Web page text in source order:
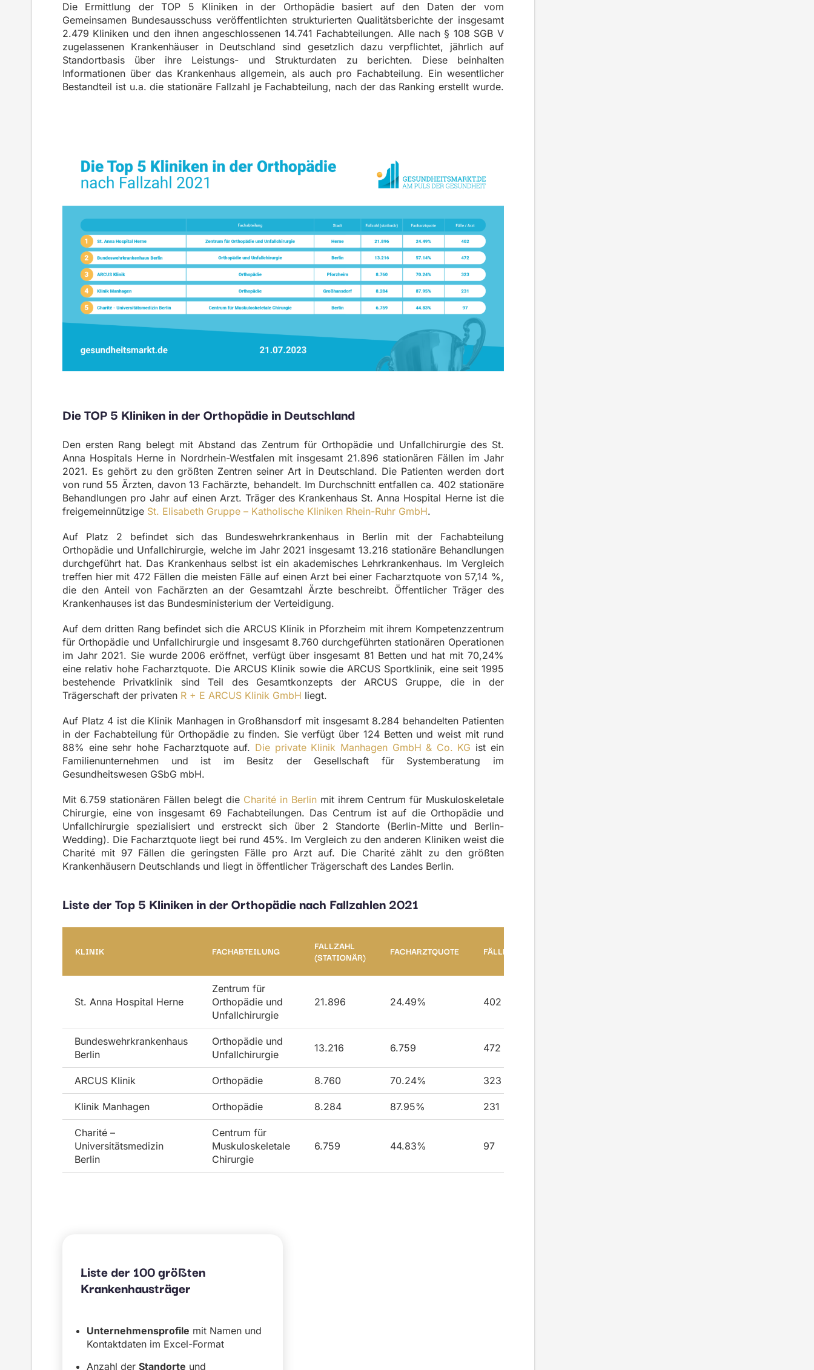
Die Ermittlung der TOP 5 Kliniken in der Orthopädie basiert auf den Daten der vom
Gemeinsamen Bundesausschuss veröffentlichtenstrukturierten Qualitätsberichte der insgesamt
2.479 Kliniken und den ihnen angeschlossenen 14.741 Fachabteilungen. Alle nach § 108 SGB V
zugelassenen Krankenhäuser in Deutschland sind gesetzlich dazu verpflichtet, jährlich auf
Standortbasis über ihre Leistungs- und Strukturdaten zu berichten. Diese beinhalten
Informationen über das Krankenhaus allgemein, als auch pro Fachabteilung. Ein wesentlicher
Bestandteil ist u.a. die stationäre Fallzahl je Fachabteilung, nach der das Ranking erstellt wurde.
Die TOP 5 Kliniken in der Orthopädie in Deutschland
Den ersten Rang belegt mit Abstand das Zentrum für Orthopädie und Unfallchirurgie des St.
Anna Hospitals Herne in Nordrhein-Westfalen mit insgesamt 21.896 stationären Fällen im Jahr
2021. Es gehört zu den größten Zentren seiner Art in Deutschland. Die Patienten werden dort
von rund 55 Ärzten, davon 13 Fachärzte, behandelt. Im Durchschnitt entfallen ca. 402 stationäre
Behandlungen pro Jahr auf einen Arzt. Träger des Krankenhaus St. Anna Hospital Herne ist die
freigemeinnützige St. Elisabeth Gruppe – Katholische Kliniken Rhein-Ruhr GmbH.
Auf Platz 2 befindet sich das Bundeswehrkrankenhaus in Berlin mit der Fachabteilung
Orthopädie und Unfallchirurgie, welche im Jahr 2021 insgesamt 13.216 stationäre Behandlungen
durchgeführt hat. Das Krankenhaus selbst ist ein akademisches Lehrkrankenhaus. Im Vergleich
treffen hier mit 472 Fällen die meisten Fälle auf einen Arzt bei einer Facharztquote von 57,14 %,
die den Anteil von Fachärzten an der Gesamtzahl Ärzte beschreibt. Öffentlicher Träger des
Krankenhauses ist das Bundesministerium der Verteidigung.
Auf dem dritten Rang befindet sich die ARCUS Klinik in Pforzheim mit ihrem Kompetenzzentrum
für Orthopädie und Unfallchirurgie und insgesamt 8.760 durchgeführten stationären Operationen
im Jahr 2021. Sie wurde 2006 eröffnet, verfügt über insgesamt 81 Betten und hat mit 70,24%
eine relativ hohe Facharztquote. Die ARCUS Klinik sowie die ARCUS Sportklinik, eine seit 1995
bestehende Privatklinik sind Teil des Gesamtkonzepts der ARCUS Gruppe, die in der
Trägerschaft der privaten R + E ARCUS Klinik GmbH liegt.
Auf Platz 4 ist die Klinik Manhagen in Großhansdorf mit insgesamt 8.284 behandelten Patienten
in der Fachabteilung für Orthopädie zu finden. Sie verfügt über 124 Betten und weist mit rund
88% eine sehr hohe Facharztquote auf. Die private Klinik Manhagen GmbH & Co. KG ist ein
Familienunternehmen und ist im Besitz der Gesellschaft für Systemberatung im
Gesundheitswesen GSbG mbH.
Mit 6.759 stationären Fällen belegt die Charité in Berlinmit ihrem Centrum für Muskuloskeletale
Chirurgie, eine von insgesamt 69 Fachabteilungen. Das Centrum ist auf die Orthopädie und
Unfallchirurgie spezialisiert und erstreckt sich über 2 Standorte (Berlin-Mitte und Berlin-
Wedding). Die Facharztquote liegt bei rund 45%. Im Vergleich zu den anderen Kliniken weist die
Charité mit 97 Fällen die geringsten Fälle pro Arzt auf. Die Charité zählt zu den größten
Krankenhäusern Deutschlands und liegt in öffentlicher Trägerschaft des Landes Berlin.
Liste der Top 5 Kliniken in der Orthopädie nach Fallzahlen 2021
KLINIK FACHABTEILUNG
FALLZAHL
(STATIONÄR)
FACHARZTQUOTE FÄLLE/ARZT
St. Anna Hospital Herne
Zentrum für
Orthopädie und
Unfallchirurgie
21.896 24.49% 402
Bundeswehrkrankenhaus
Berlin
Orthopädie und
Unfallchirurgie
13.216 6.759 472
ARCUS Klinik Orthopädie 8.760 70.24% 323
Klinik Manhagen Orthopädie 8.284 87.95% 231
Charité –
Universitätsmedizin
Berlin
Centrum für
Muskuloskeletale
Chirurgie
6.759 44.83% 97
Liste der 100 größten
Krankenhausträger
Unternehmensprofile mit Namen und
Kontaktdaten im Excel-Format
Anzahl der Standorte und